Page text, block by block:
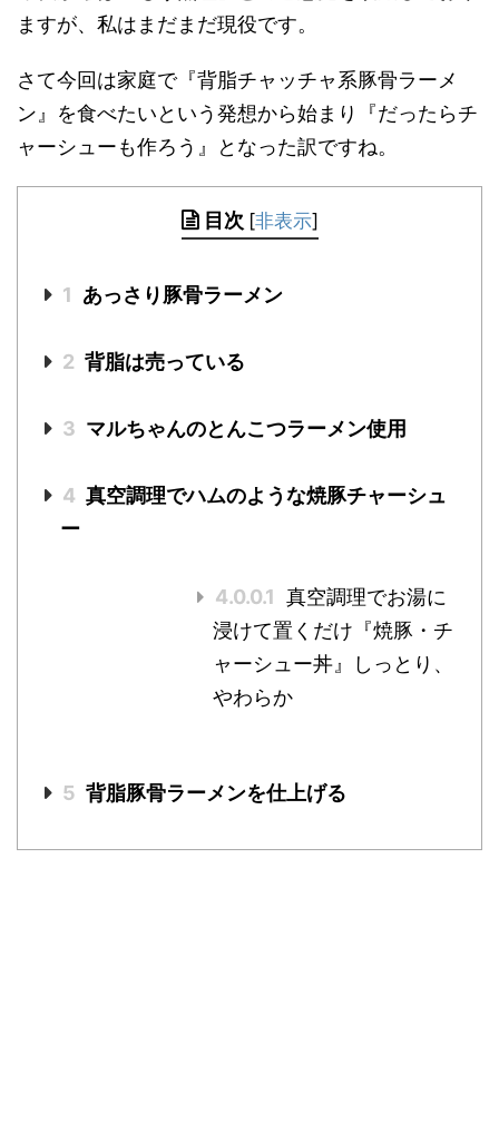
ますが、私はまだまだ現役です。
さて今回は家庭で『背脂チャッチャ系豚骨ラーメ
ン』を食べたいという発想から始まり『だったらチ
ャーシューも作ろう』となった訳ですね。
目次 [非表示]
1 あっさり豚骨ラーメン
2 背脂は売っている
3 マルちゃんのとんこつラーメン使用
4 真空調理でハムのような焼豚チャーシュ
ー
4.0.0.1 真空調理でお湯に
浸けて置くだけ『焼豚・チ
ャーシュー丼』しっとり、
やわらか
5 背脂豚骨ラーメンを仕上げる